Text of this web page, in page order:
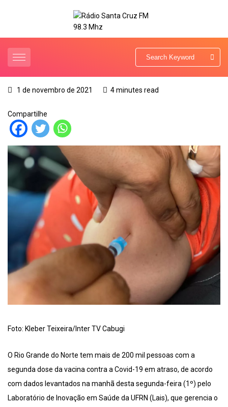
1 de novembro de 2021 4 minutes read
Compartilhe
Foto: Kleber Teixeira/Inter TV Cabugi
O Rio Grande do Norte tem mais de 200 mil pessoas com a
segunda dose da vacina contra a Covid-19 em atraso, de acordo
com dados levantados na manhã desta segunda-feira (1º) pelo
Laboratório de Inovação em Saúde da UFRN (Lais), que gerencia o